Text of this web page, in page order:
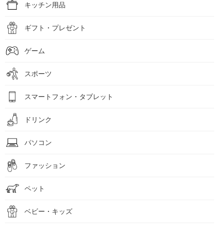
キッチン用品
ギフト・プレゼント
ゲーム
スポーツ
スマートフォン・タブレット
ドリンク
パソコン
ファッション
ペット
ベビー・キッズ